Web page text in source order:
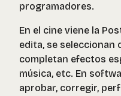
programadores.
En el cine viene la
edita, se seleccionan
completan efectos
música, etc. En
aprobar, corregir,